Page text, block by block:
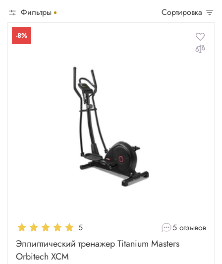
Фильтры Сортировка
-8%
5 5 отзывов
Эллиптический тренажер Titanium Masters
Orbitech XCM
Для веса 180 кг